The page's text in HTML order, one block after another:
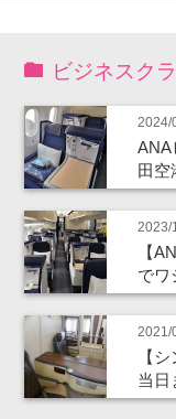
ビジネスク
2024/
ANA
田空
2023/
【
でワ
2021/
【
当日